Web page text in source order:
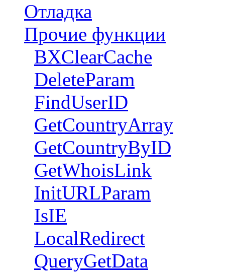
Отладка
Прочие функции
BXClearCache
DeleteParam
FindUserID
GetCountryArray
GetCountryByID
GetWhoisLink
InitURLParam
IsIE
LocalRedirect
QueryGetData